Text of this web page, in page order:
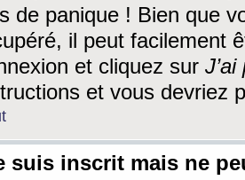
de panique ! Bien que
il peut facilement
et cliquez sur
et vous devriez
suis inscrit mais ne